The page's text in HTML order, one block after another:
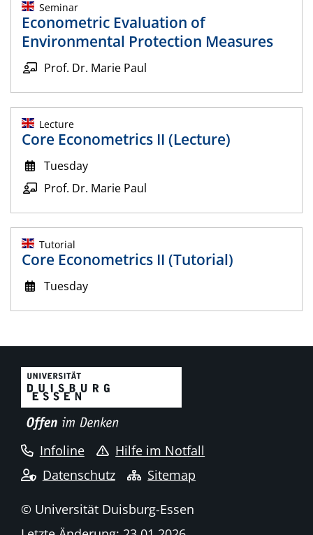
Seminar
Econometric Evaluation of
Environmental Protection Measures
Prof. Dr. Marie Paul
Lecture
Core Econometrics II (Lecture)
Tuesday
Prof. Dr. Marie Paul
Tutorial
Core Econometrics II (Tutorial)
Tuesday
Infoline
Hilfe im Notfall
Datenschutz
Sitemap
© Universität Duisburg-Essen